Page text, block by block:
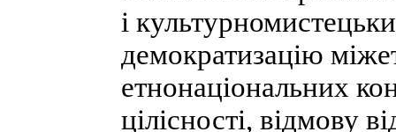
і
демократизацію
етнонаціональних
цілісності, відмову